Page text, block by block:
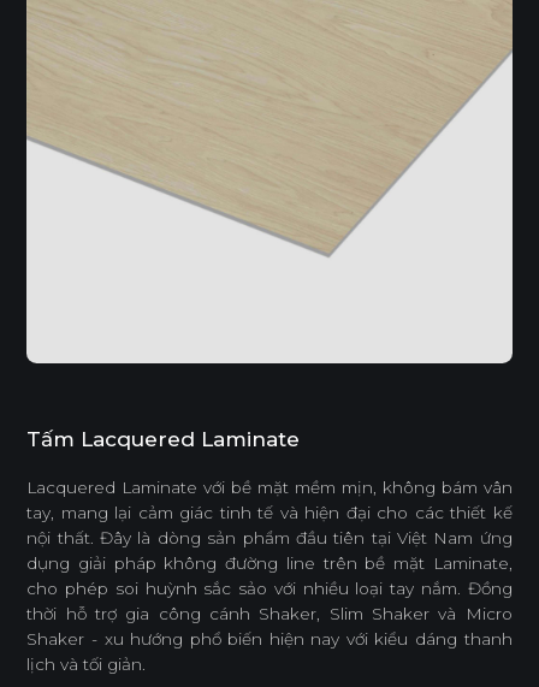
Tấm Lacquered Laminate
Lacquered Laminate với bề mặt mềm mịn, không bám vân
tay, mang lại cảm giác tinh tế và hiện đại cho các thiết kế
nội thất. Đây là dòng sản phẩm đầu tiên tại Việt Nam ứng
dụng giải pháp không đường line trên bề mặt Laminate,
cho phép soi huỳnh sắc sảo với nhiều loại tay nắm. Đồng
thời hỗ trợ gia công cánh Shaker, Slim Shaker và Micro
Shaker - xu hướng phổ biến hiện nay với kiểu dáng thanh
lịch và tối giản.